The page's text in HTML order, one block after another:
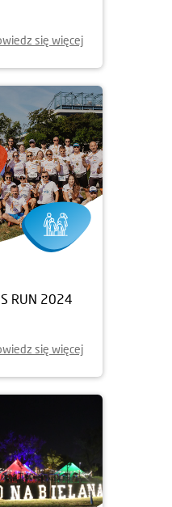
się więcej
RUN 2024
się więcej